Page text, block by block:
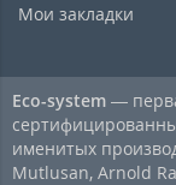
Мои закладки
Eco-system —
именитых
Mutlusan, Arnold